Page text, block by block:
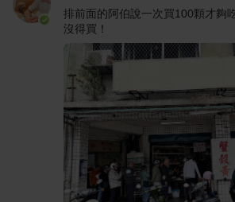
排前面的阿伯說一次買100顆才夠
沒得買！